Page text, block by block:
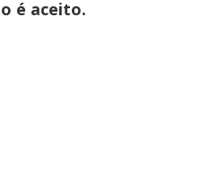
é aceito.